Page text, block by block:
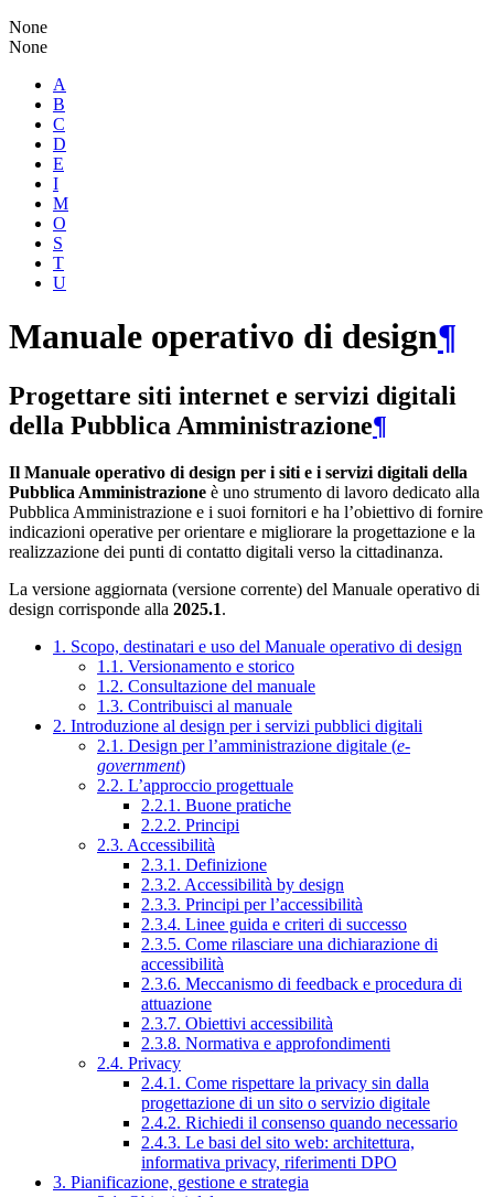
None
None
A
B
C
D
E
I
M
O
S
T
U
Manuale operativo di design¶
Progettare siti internet e servizi digitali
della Pubblica Amministrazione¶
Il Manuale operativo di design per i siti e i servizi digitali della
Pubblica Amministrazione è uno strumento di lavoro dedicato alla
Pubblica Amministrazione e i suoi fornitori e ha l’obiettivo di fornire
indicazioni operative per orientare e migliorare la progettazione e la
realizzazione dei punti di contatto digitali verso la cittadinanza.
La versione aggiornata (versione corrente) del Manuale operativo di
design corrisponde alla 2025.1.
1. Scopo, destinatari e uso del Manuale operativo di design
1.1. Versionamento e storico
1.2. Consultazione del manuale
1.3. Contribuisci al manuale
2. Introduzione al design per i servizi pubblici digitali
2.1. Design per l’amministrazione digitale (e-
government)
2.2. L’approccio progettuale
2.2.1. Buone pratiche
2.2.2. Principi
2.3. Accessibilità
2.3.1. Definizione
2.3.2. Accessibilità by design
2.3.3. Principi per l’accessibilità
2.3.4. Linee guida e criteri di successo
2.3.5. Come rilasciare una dichiarazione di
accessibilità
2.3.6. Meccanismo di feedback e procedura di
attuazione
2.3.7. Obiettivi accessibilità
2.3.8. Normativa e approfondimenti
2.4. Privacy
2.4.1. Come rispettare la privacy sin dalla
progettazione di un sito o servizio digitale
2.4.2. Richiedi il consenso quando necessario
2.4.3. Le basi del sito web: architettura,
informativa privacy, riferimenti DPO
3. Pianificazione, gestione e strategia